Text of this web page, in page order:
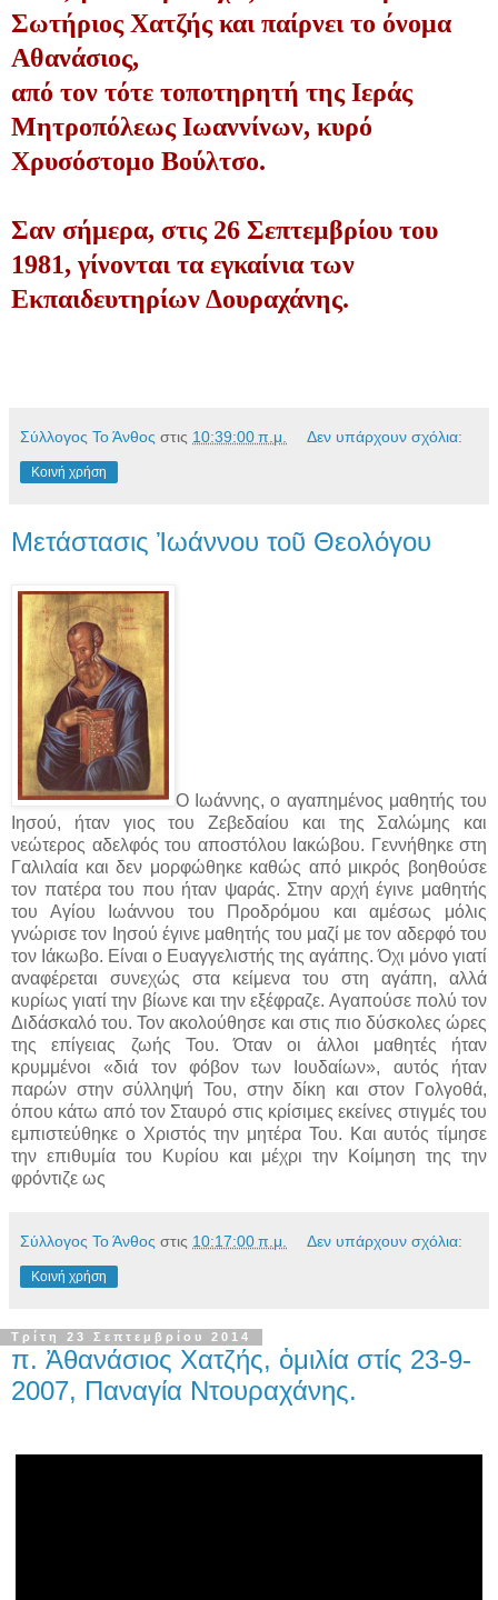
Σωτήριος Χατζής και παίρνει το όνομα
Αθανάσιος,
από τον τότε τοποτηρητή της Ιεράς
Μητροπόλεως Ιωαννίνων, κυρό
Χρυσόστομο Βούλτσο.
Σαν σήμερα, στις 26 Σεπτεμβρίου του
1981, γίνονται τα εγκαίνια των
Εκπαιδευτηρίων Δουραχάνης.
Σύλλογος Το Άνθος στις 10:39:00 π.μ. Δεν υπάρχουν σχόλια:
Κοινή χρήση
Μετάστασις Ἰωάννου τοῦ Θεολόγου
Ο Ιωάννης, ο αγαπημένος μαθητής του
Ιησού, ήταν γιος του Ζεβεδαίου και της Σαλώμης και
νεώτερος αδελφός του αποστόλου Ιακώβου. Γεννήθηκε στη
Γαλιλαία και δεν μορφώθηκε καθώς από μικρός βοηθούσε
τον πατέρα του που ήταν ψαράς. Στην αρχή έγινε μαθητής
του Αγίου Ιωάννου του Προδρόμου και αμέσως μόλις
γνώρισε τον Ιησού έγινε μαθητής του μαζί με τον αδερφό του
τον Ιάκωβο. Eίναι ο Ευαγγελιστής της αγάπης. Όχι μόνο γιατί
αναφέρεται συνεχώς στα κείμενα του στη αγάπη, αλλά
κυρίως γιατί την βίωνε και την εξέφραζε. Αγαπούσε πολύ τον
Διδάσκαλό του. Τον ακολούθησε και στις πιο δύσκολες ώρες
της επίγειας ζωής Του. Όταν οι άλλοι μαθητές ήταν
κρυμμένοι «διά τον φόβον των Ιουδαίων», αυτός ήταν
παρών στην σύλληψή Του, στην δίκη και στον Γολγοθά,
όπου κάτω από τον Σταυρό στις κρίσιμες εκείνες στιγμές του
εμπιστεύθηκε ο Χριστός την μητέρα Του. Και αυτός τίμησε
την επιθυμία του Κυρίου και μέχρι την Κοίμηση της την
φρόντιζε ως
Σύλλογος Το Άνθος στις 10:17:00 π.μ. Δεν υπάρχουν σχόλια:
Κοινή χρήση
Τρίτη 23 Σεπτεμβρίου 2014
π. Ἀθανάσιος Χατζής, ὁμιλία στίς 23-9-
2007, Παναγία Ντουραχάνης.